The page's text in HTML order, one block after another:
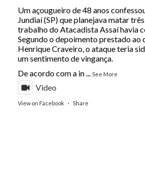
Um açougueiro de 48 anos
Jundiaí (SP) que planejava matar
trabalho do Atacadista Assaí havia
Segundo o depoimento prestado ao
Henrique Craveiro, o ataque teria
um sentimento de vingança.
De acordo com a in... See More
Video
View on Facebook · Share